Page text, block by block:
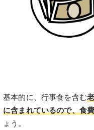
基本的に、行事食を含む
に含まれているので、食
ょう。